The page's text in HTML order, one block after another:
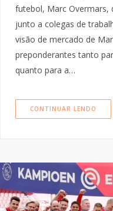
futebol, Marc Overmars,
junto a colegas de
visão de mercado de
preponderantes tanto
quanto para a…
CONTINUAR LENDO